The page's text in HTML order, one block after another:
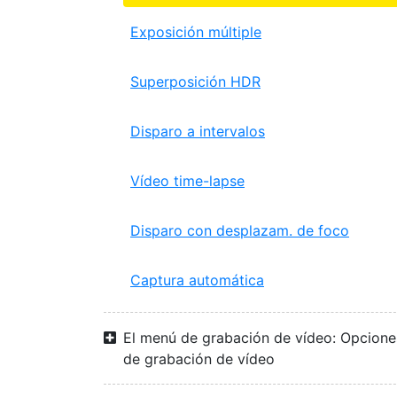
Exposición múltiple
Superposición HDR
Disparo a intervalos
Vídeo time-lapse
Disparo con desplazam. de foco
Captura automática
El menú de grabación de vídeo:
de grabación de vídeo